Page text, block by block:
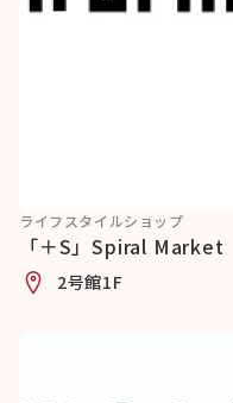
ライフスタイルショップ
「＋S」Spiral Market
2号館1F